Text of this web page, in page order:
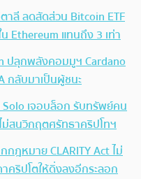
ลี ลดสัดส่วน Bitcoin ETF
Ethereum แทนถึง 3 เท่า
ปลุกพลังคอมมูฯ Cardano
กลับมาเป็นผู้ชนะ
เจอบล็อก รับทรัพย์คน
ม่สนวิกฤตศรัทธาคริปโทฯ
ฎหมาย CLARITY Act ไม่
คริปโตให้ดิ่งลงอีกระลอก